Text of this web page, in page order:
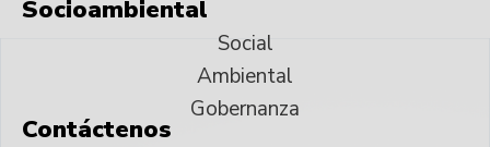
Socioambiental
Social
Ambiental
Gobernanza
Contáctenos